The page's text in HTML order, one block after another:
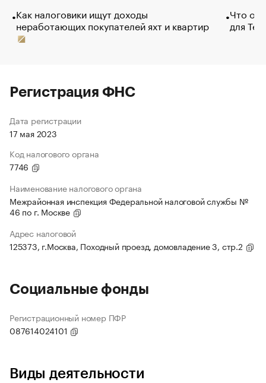
Как налоговики ищут доходы
неработающих покупателей яхт и квартир
Что
для
Регистрация ФНС
Дата регистрации
17 мая 2023
Код налогового органа
7746
Наименование налогового органа
Межрайонная инспекция Федеральной налоговой службы №
46 по г. Москве
Адрес налоговой
125373, г.Москва, Походный проезд, домовладение 3, стр.2
Социальные фонды
Регистрационный номер ПФР
087614024101
Виды деятельности